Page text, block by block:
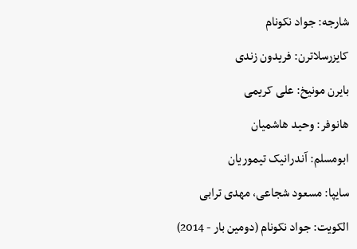
شارجه: جواد نکونام
کایزرسلاترن: فریدون زندی
بایرن مونیخ: علی کریمی
هانوفر: وحید هاشمیان
ابومسلم: آندرانیک تیموریان
سایپا: مسعود شجاعی، مهدی ترابی
الکویت: جواد نکونام (دومین بار - 2014)